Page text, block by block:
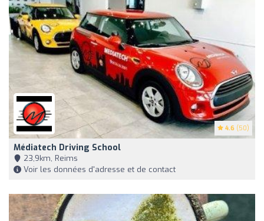
4.6 (50)
Médiatech Driving School
23,9km, Reims
Voir les données d'adresse et de contact